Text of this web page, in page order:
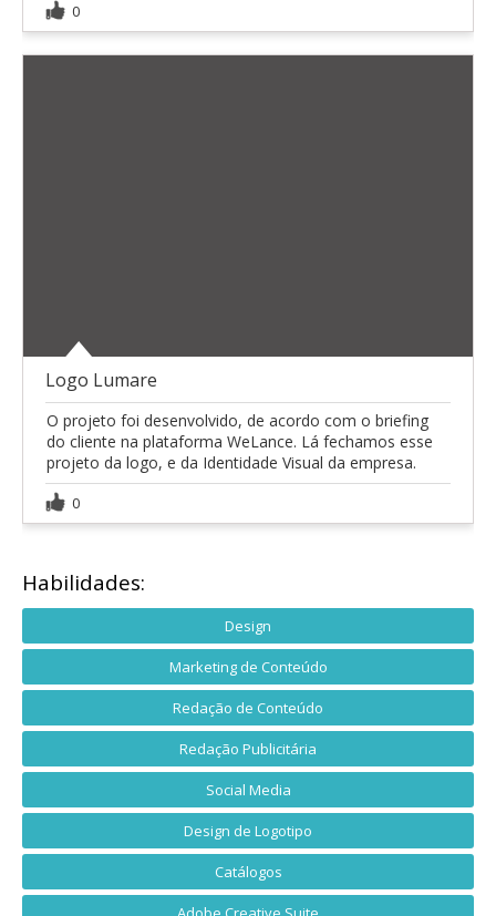
0
Logo Lumare
O projeto foi desenvolvido, de acordo com o briefing
do cliente na plataforma WeLance. Lá fechamos esse
projeto da logo, e da Identidade Visual da empresa.
0
Habilidades:
Design
Marketing de Conteúdo
Redação de Conteúdo
Redação Publicitária
Social Media
Design de Logotipo
Catálogos